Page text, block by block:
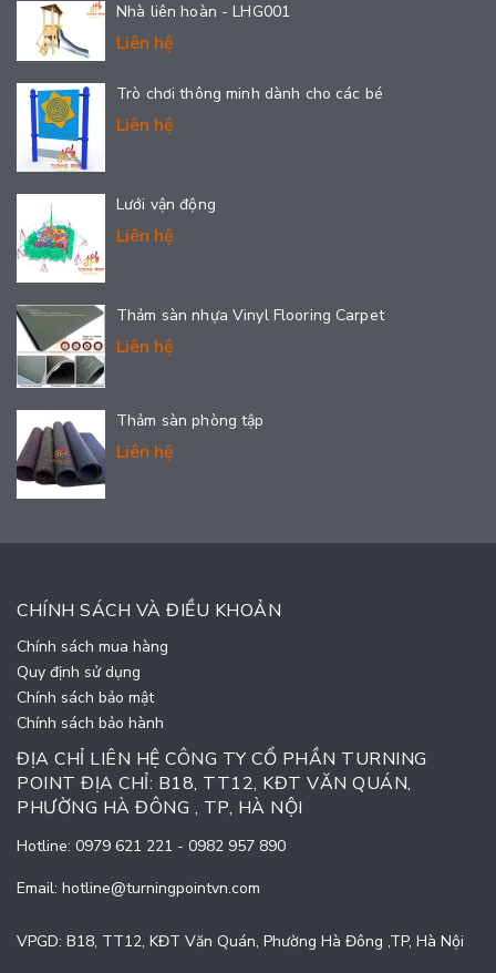
Nhà liên hoàn - LHG001
Liên hệ
Trò chơi thông minh dành cho các bé
Liên hệ
Lưới vận động
Liên hệ
Thảm sàn nhựa Vinyl Flooring Carpet
Liên hệ
Thảm sàn phòng tập
Liên hệ
CHÍNH SÁCH VÀ ĐIỀU KHOẢN
Chính sách mua hàng
Quy định sử dụng
Chính sách bảo mật
Chính sách bảo hành
ĐỊA CHỈ LIÊN HỆ CÔNG TY CỔ PHẦN TURNING
POINT ĐỊA CHỈ: B18, TT12, KĐT VĂN QUÁN,
PHƯỜNG HÀ ĐÔNG , TP, HÀ NỘI
Hotline: 0979 621 221 - 0982 957 890
Email: hotline@turningpointvn.com
VPGD: B18, TT12, KĐT Văn Quán, Phường Hà Đông ,TP, Hà Nội